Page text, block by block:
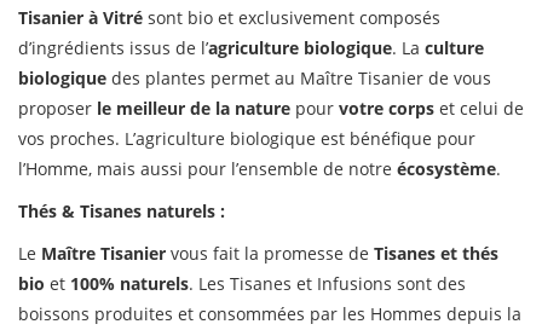
Tisanier à Vitré sont bio et exclusivement composés
d’ingrédients issus de l’agriculture biologique. La culture
biologique des plantes permet au Maître Tisanier de vous
proposer le meilleur de la nature pour votre corps et celui de
vos proches. L’agriculture biologique est bénéfique pour
l’Homme, mais aussi pour l’ensemble de notre écosystème.
Thés & Tisanes naturels :
Le Maître Tisanier vous fait la promesse de Tisanes et thés
bio et 100% naturels. Les Tisanes et Infusions sont des
boissons produites et consommées par les Hommes depuis la